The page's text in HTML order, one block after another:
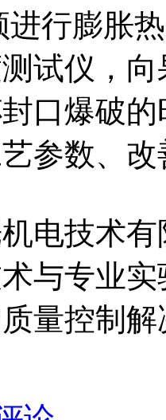
进行膨胀
试仪，
口爆破
参数、
技术有
与专业
量控制